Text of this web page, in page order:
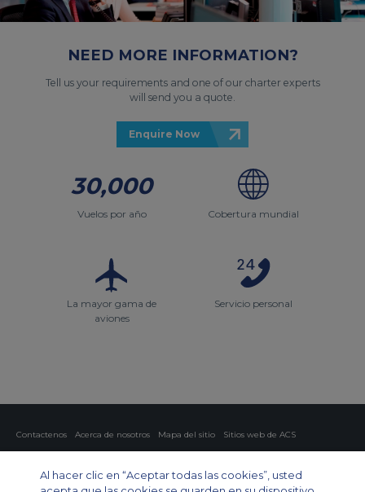
NEED MORE INFORMATION?
Tell us your requirements and one of our charter experts
will send you a quote.
Enquire Now
30,000
Vuelos por año Cobertura mundial
La mayor gama de
aviones
Servicio personal
Contactenos Acerca de nosotros Mapa del sitio
Sitios web de ACS
Chárter privado
Chárter para grupos Chárter de carga Guía de aviones
Al hacer clic en “Aceptar todas las cookies”, usted